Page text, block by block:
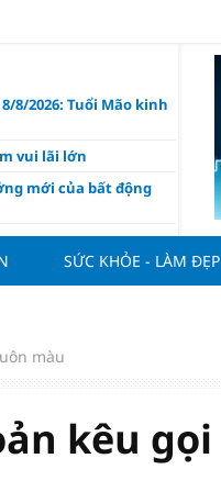
8/2026: Tuổi Mão kinh
vui lãi lớn
mới của bất động
doanh nghiệp thu
lập nghiệp”
vệ báu vật của
Nam Á
SỨC KHỎE - LÀM ĐẸP
màu
kêu gọi